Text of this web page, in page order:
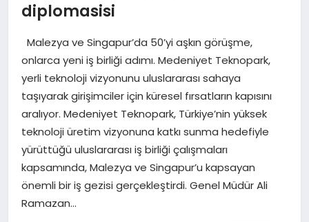
EKONOMI
SAĞLIK
DÜNYA
TEKNOLOJI
diplomasisi
Malezya ve Singapur’da 50’yi aşkın görüşme,
onlarca yeni iş birliği adımı. Medeniyet Teknopark,
yerli teknoloji vizyonunu uluslararası sahaya
taşıyarak girişimciler için küresel fırsatların kapısını
aralıyor. Medeniyet Teknopark, Türkiye’nin yüksek
teknoloji üretim vizyonuna katkı sunma hedefiyle
yürüttüğü uluslararası iş birliği çalışmaları
kapsamında, Malezya ve Singapur’u kapsayan
önemli bir iş gezisi gerçekleştirdi. Genel Müdür Ali
Ramazan…